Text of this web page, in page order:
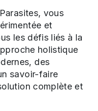
vous
et
les défis liés à la
holistique
des
savoir-faire
complète et